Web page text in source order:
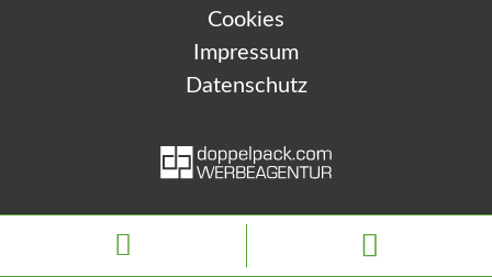
Cookies
Impressum
Datenschutz